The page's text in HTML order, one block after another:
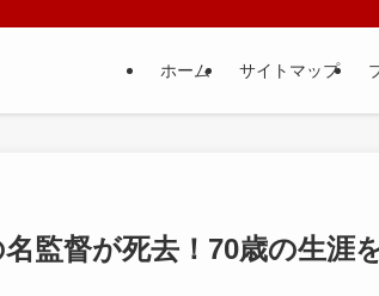
ホーム サイトマップ
監督が死去！70歳の生涯